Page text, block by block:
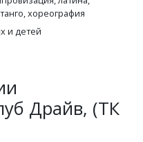
хореография
и детей
Драйв, (ТК